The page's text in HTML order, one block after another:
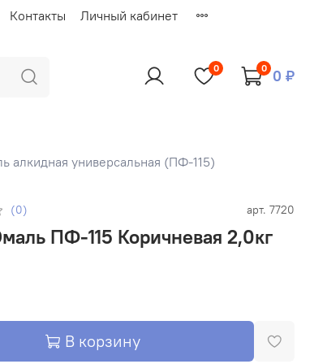
Контакты Личный кабинет
0 0 0 ₽
алкидная универсальная (ПФ-115)
(0) арт. 7720
В корзину